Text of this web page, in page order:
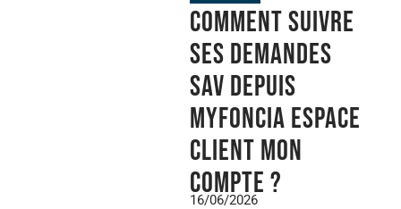
Comment suivre
ses demandes
SAV depuis
MyFoncia espace
client mon
Compte ?
16/06/2026